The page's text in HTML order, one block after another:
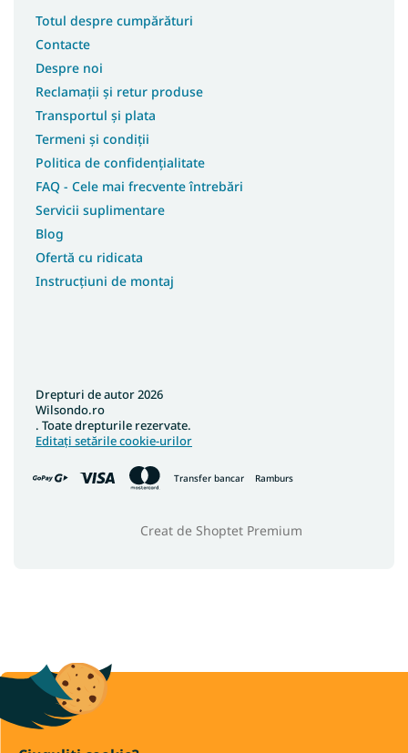
Totul despre cumpărături
Contacte
Despre noi
Reclamații și retur produse
Transportul și plata
Termeni și condiții
Politica de confidențialitate
FAQ - Cele mai frecvente întrebări
Servicii suplimentare
Blog
Ofertă cu ridicata
Instrucțiuni de montaj
Transfer bancar Ramburs
Creat de Shoptet Premium
Drepturi de autor 2026
Wilsondo.ro
. Toate drepturile rezervate.
Editați setările cookie-urilor